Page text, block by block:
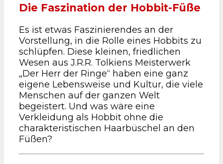
Die Faszination der Hobbit-Füße
Es ist etwas Faszinierendes an der
Vorstellung, in die Rolle eines Hobbits zu
schlüpfen. Diese kleinen, friedlichen
Wesen aus J.R.R. Tolkiens Meisterwerk
„Der Herr der Ringe“ haben eine ganz
eigene Lebensweise und Kultur, die viele
Menschen auf der ganzen Welt
begeistert. Und was wäre eine
Verkleidung als Hobbit ohne die
charakteristischen Haarbüschel an den
Füßen?